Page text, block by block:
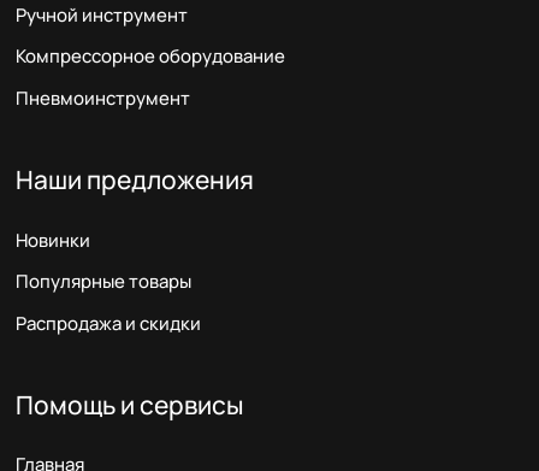
Ручной инструмент
Компрессорное оборудование
Пневмоинструмент
Наши предложения
Новинки
Популярные товары
Распродажа и скидки
Помощь и сервисы
Главная